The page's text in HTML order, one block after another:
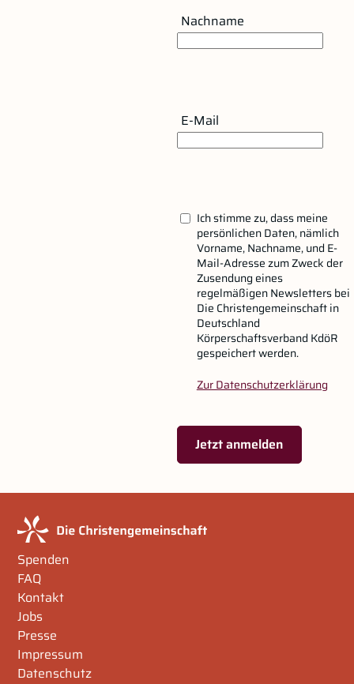
Nachname
E-Mail
Ich stimme zu, dass meine
persönlichen Daten, nämlich
Vorname, Nachname, und E-
Mail-Adresse zum Zweck der
Zusendung eines
regelmäßigen Newsletters bei
Die Christengemeinschaft in
Deutschland
Körperschaftsverband KdöR
gespeichert werden.
Zur Datenschutzerklärung
Jetzt anmelden
Spenden
FAQ
Kontakt
Jobs
Presse
Impressum
Datenschutz